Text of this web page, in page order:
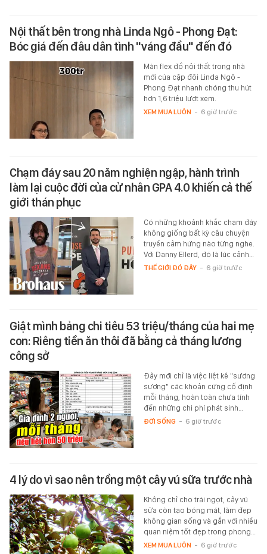
Nội thất bên trong nhà Linda Ngô - Phong Đạt:
Bóc giá đến đâu dân tình "váng đầu" đến đó
Màn flex đồ nội thất trong nhà
mới của cặp đôi Linda Ngô -
Phong Đạt nhanh chóng thu hút
hơn 1,6 triệu lượt xem.
XEM MUA LUÔN - 6 giờ trước
Chạm đáy sau 20 năm nghiện ngập, hành trình
làm lại cuộc đời của cử nhân GPA 4.0 khiến cả thế
giới thán phục
Có những khoảnh khắc chạm đáy
không giống bất kỳ câu chuyện
truyền cảm hứng nào từng nghe.
Với Danny Ellerd, đó là lúc cảnh…
THẾ GIỚI ĐÓ ĐÂY - 6 giờ trước
Giật mình bảng chi tiêu 53 triệu/tháng của hai mẹ
con: Riêng tiền ăn thôi đã bằng cả tháng lương
công sở
Đây mới chỉ là việc liệt kê "sương
sương" các khoản cứng cố định
mỗi tháng, hoàn toàn chưa tính
đến những chi phí phát sinh…
ĐỜI SỐNG - 6 giờ trước
4 lý do vì sao nên trồng một cây vú sữa trước nhà
Không chỉ cho trái ngọt, cây vú
sữa còn tạo bóng mát, làm đẹp
không gian sống và gắn với nhiều
quan niệm tốt đẹp trong phong…
XEM MUA LUÔN - 6 giờ trước